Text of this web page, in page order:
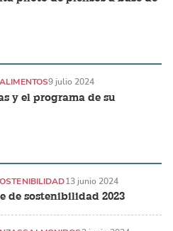
y el programa de su
9 julio 2024
de sostenibilidad 2023
13 junio 2024